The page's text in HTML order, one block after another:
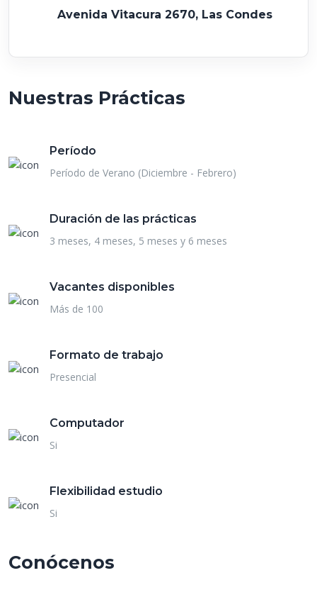
Avenida Vitacura 2670, Las Condes
Nuestras Prácticas
Período
Período de Verano (Diciembre - Febrero)
Duración de las prácticas
3 meses, 4 meses, 5 meses y 6 meses
Vacantes disponibles
Más de 100
Formato de trabajo
Presencial
Computador
Si
Flexibilidad estudio
Si
Conócenos